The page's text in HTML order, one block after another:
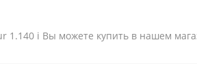
1.140 i Вы можете купить в нашем